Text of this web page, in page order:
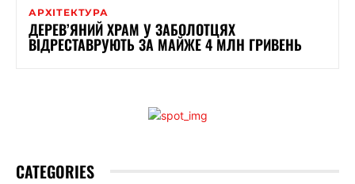
АРХІТЕКТУРА
ДЕРЕВ’ЯНИЙ ХРАМ У ЗАБОЛОТЦЯХ
ВІДРЕСТАВРУЮТЬ ЗА МАЙЖЕ 4 МЛН ГРИВЕНЬ
CATEGORIES